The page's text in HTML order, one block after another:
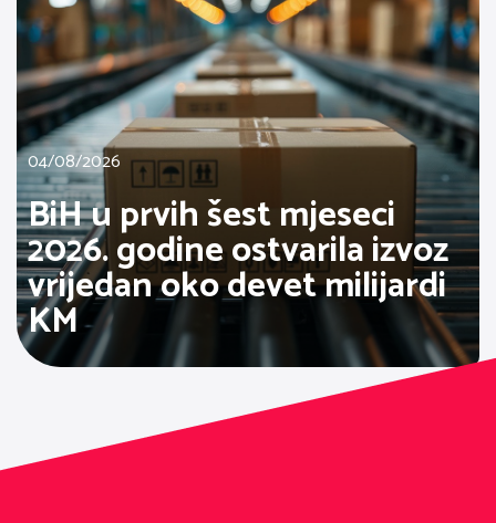
04/08/2026
BiH u prvih šest mjeseci
2026. godine ostvarila izvoz
vrijedan oko devet milijardi
KM